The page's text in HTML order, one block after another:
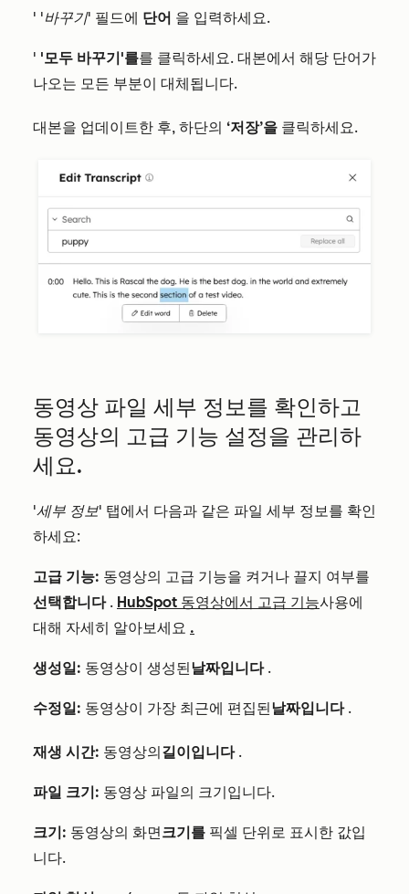
' '바꾸기' 필드에 단어 을 입력하세요.
' '모두 바꾸기'를를 클릭하세요. 대본에서 해당 단어가
나오는 모든 부분이 대체됩니다.
대본을 업데이트한 후, 하단의 ‘저장’을 클릭하세요.
동영상 파일 세부 정보를 확인하고
동영상의 고급 기능 설정을 관리하
세요.
'세부 정보' 탭에서 다음과 같은 파일 세부 정보를 확인
하세요:
고급 기능: 동영상의 고급 기능을 켜거나 끌지 여부를
선택합니다 . HubSpot 동영상에서 고급 기능사용에
대해 자세히 알아보세요 .
생성일: 동영상이 생성된날짜입니다 .
수정일: 동영상이 가장 최근에 편집된날짜입니다 .
재생 시간: 동영상의길이입니다 .
파일 크기: 동영상 파일의 크기입니다.
크기: 동영상의 화면크기를 픽셀 단위로 표시한 값입
니다.